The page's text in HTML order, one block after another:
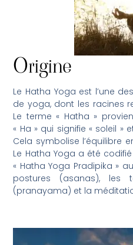
Origine
Le Hatha Yoga est l’une
de yoga, dont les racines
Le terme « Hatha »
« Ha » qui signifie « soleil »
Cela symbolise l’équilibre
Le Hatha Yoga a été
« Hatha Yoga Pradipika »
postures (asanas), les
(pranayama) et la